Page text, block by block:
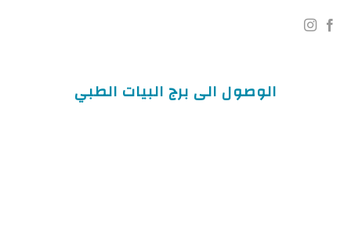
الوصول الى برج البيات الطبي